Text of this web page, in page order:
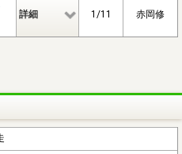
詳細 1/11 赤岡修